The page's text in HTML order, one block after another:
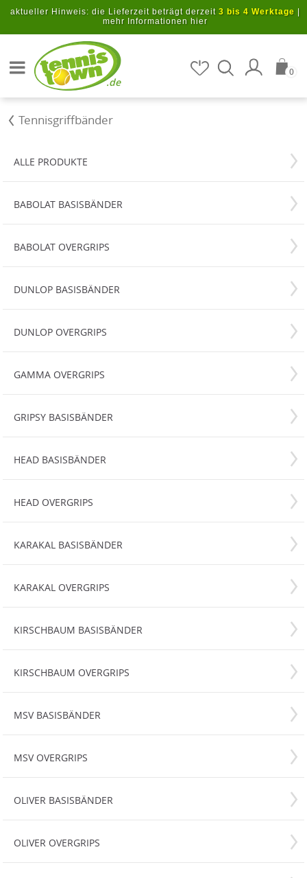
Zum Hauptinhalt springen
aktueller Hinweis: die Lieferzeit beträgt derzeit 3 bis 4 Werktage
mehr Informationen hier
.de
0
Tennisgriffbänder
ALLE PRODUKTE
BABOLAT BASISBÄNDER
BABOLAT OVERGRIPS
DUNLOP BASISBÄNDER
DUNLOP OVERGRIPS
GAMMA OVERGRIPS
GRIPSY BASISBÄNDER
HEAD BASISBÄNDER
HEAD OVERGRIPS
KARAKAL BASISBÄNDER
KARAKAL OVERGRIPS
KIRSCHBAUM BASISBÄNDER
KIRSCHBAUM OVERGRIPS
MSV BASISBÄNDER
MSV OVERGRIPS
OLIVER BASISBÄNDER
OLIVER OVERGRIPS